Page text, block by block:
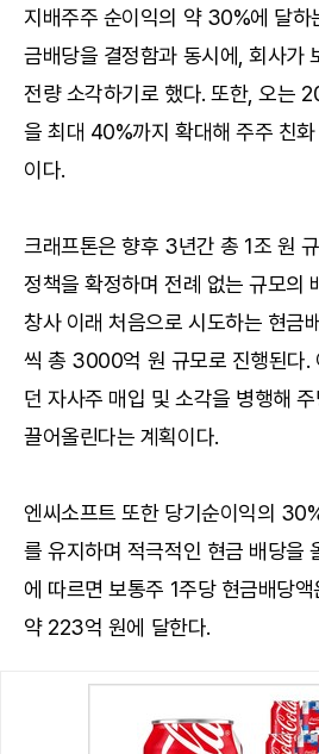
지배주주 순이익의 약 30%에 달하
금배당을 결정함과 동시에, 회사가
전량 소각하기로 했다. 또한, 오는
을 최대 40%까지 확대해 주주 친
이다.
크래프톤은 향후 3년간 총 1조 원
정책을 확정하며 전례 없는 규모의
창사 이래 처음으로 시도하는 현금
씩 총 3000억 원 규모로 진행된다.
던 자사주 매입 및 소각을 병행해
끌어올린다는 계획이다.
엔씨소프트 또한 당기순이익의
를 유지하며 적극적인 현금 배당을
에 따르면 보통주 1주당 현금배당
약 223억 원에 달한다.